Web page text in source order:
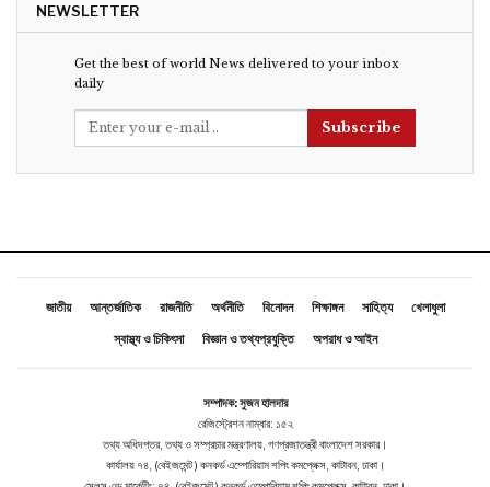
NEWSLETTER
Get the best of world News delivered to your inbox
daily
Subscribe
জাতীয় আন্তর্জাতিক রাজনীতি অর্থনীতি বিনোদন শিক্ষাঙ্গন সাহিত্য
খেলাধুলা
স্বাস্থ্য ও চিকিৎসা
বিজ্ঞান ও তথ্যপ্রযুক্তি অপরাধ ও আইন
সম্পাদক: সুজন হালদার
রেজিস্ট্রেশন নাম্বার: ১৫২
তথ্য অধিদপ্তর, তথ্য ও সম্প্রচার মন্ত্রণালয়, গণপ্রজাতন্ত্রী বাংলাদেশ সরকার।
কার্যালয় ৭৪, (বেইজমেন্ট ) কনকর্ড এম্পোরিয়াম শপিং কমপ্লেক্স, কাটাবন, ঢাকা।